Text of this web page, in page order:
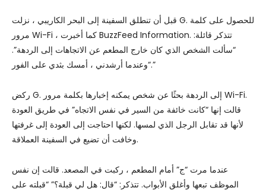
قبل أن تنطلق السفينة إلى البحر الكاريبي ، نزلت G. للحصول على كلمة
مرور Wi-Fi ، كما أخبرت BuzzFeed Information. تتذكر قائلة:
“سألت الشخص الذي كان خارج المطعم عن الاتجاهات إلى الردهة”.
“وعندما أرشدني ، أمسك بثدي على الفور.”
ركض G. إلى الردهة بحثًا عن شخص يمكنه إخبارها بكلمة مرور Wi-Fi.
قالت إنها “كانت خائفة من السير في نفس الاتجاه” في طريق العودة
لأنها قد تقابل الرجل الذي لمسها. لكنها احتاجت إلى العودة إلى غرفتها
وخافت أن تضيع في السفينة العملاقة.
عندما مرت “ج” أمام المطعم ، ركبت في المصعد. قالت إن نفس
الموظف تبعها وأغلق الأبواب. تتذكر: “قال: هل لي قبلة؟” “قبلته على